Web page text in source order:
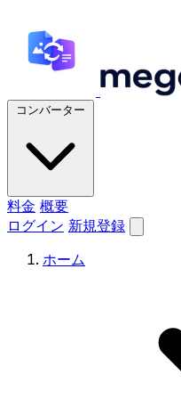
コンバーター
料金 概要
ログイン 新規登録
ホーム